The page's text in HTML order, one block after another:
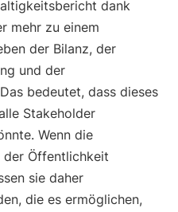
dank
mehr zu einem
der Bilanz, der
und der
bedeutet, dass dieses
Stakeholder
Wenn die
der Öffentlichkeit
sie daher
die es ermöglichen,